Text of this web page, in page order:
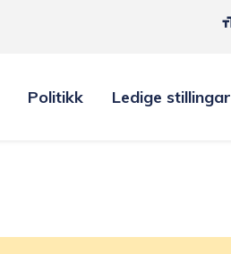
Politikk Ledige stillingar